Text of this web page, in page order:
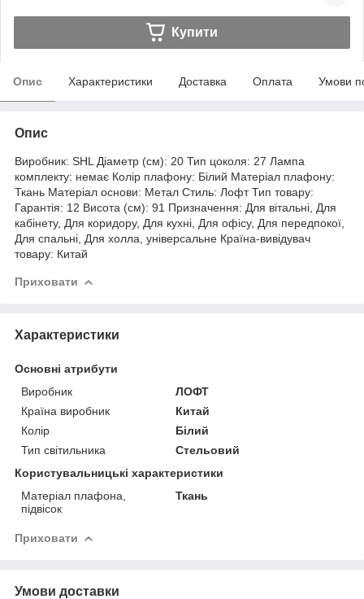
Купити
Опис Характеристики Доставка Оплата Умови
Опис
Виробник: SHL Діаметр (см): 20 Тип цоколя: 27 Лампа
комплекту: немає Колір плафону: Білий Матеріал плафону:
Ткань Матеріал основи: Метал Стиль: Лофт Тип товару:
Гарантія: 12 Висота (см): 91 Призначення: Для вітальні, Для
кабінету, Для коридору, Для кухні, Для офісу, Для передпокої,
Для спальні, Для холла, універсальне Країна-вивідувач
товару: Китай
Приховати
Характеристики
Основні атрибути
Виробник
ЛОФТ
Країна виробник
Китай
Колір
Білий
Тип світильника
Стельовий
Користувальницькі характеристики
Матеріал плафона,
підвісок
Ткань
Приховати
Умови доставки